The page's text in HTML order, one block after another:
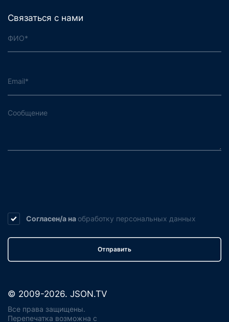
Связаться с нами
Согласен/а на обработку персональных данных
Отправить
© 2009-2026. JSON.TV
Все права защищены.
Перепечатка возможна с